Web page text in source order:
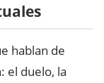
hablan de
el duelo, la